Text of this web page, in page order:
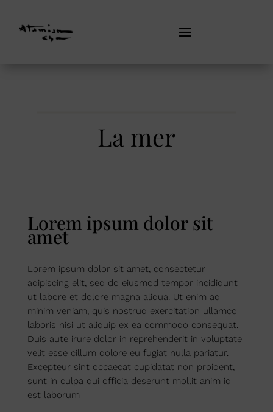
La mer
Lorem ipsum dolor sit
amet
Lorem ipsum dolor sit amet, consectetur
adipiscing elit, sed do eiusmod tempor incididunt
ut labore et dolore magna aliqua. Ut enim ad
minim veniam, quis nostrud exercitation ullamco
laboris nisi ut aliquip ex ea commodo consequat.
Duis aute irure dolor in reprehenderit in voluptate
velit esse cillum dolore eu fugiat nulla pariatur.
Excepteur sint occaecat cupidatat non proident,
sunt in culpa qui officia deserunt mollit anim id
est laborum